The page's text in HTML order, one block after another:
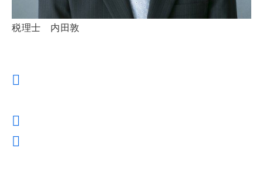
税理士 内田敦